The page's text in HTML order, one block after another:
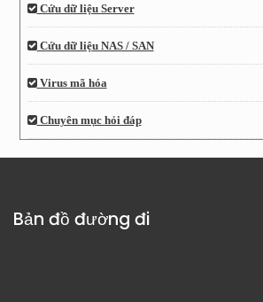
Cứu dữ liệu Server
Cứu dữ liệu NAS / SAN
Virus mã hóa
Chuyên mục hỏi đáp
Bản đồ đường đi